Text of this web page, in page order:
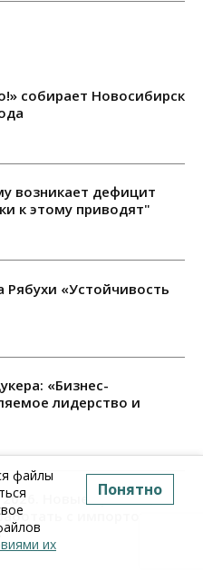
собирает Новосибирск
возникает дефицит
к этому приводят"
Рябухи «Устойчивость
«Бизнес-
лидерство и
Новые правила,
с импортом и
файлы
их
Понятно